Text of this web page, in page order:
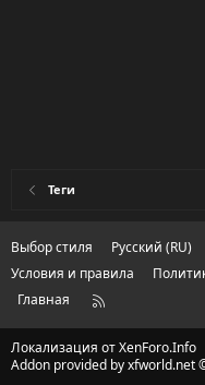
Теги
Выбор стиля
Русский (RU)
Условия и правила
Главная
R
Локализация отXenForo.Info
Addon provided by xfworld.net